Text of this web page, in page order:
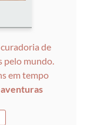
de
pelo mundo.
em tempo